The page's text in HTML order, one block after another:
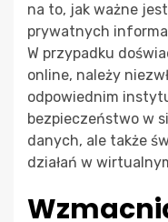
na to, jak ważne
prywatnych
W przypadku
online, należy
odpowiednim
bezpieczeństwo w
danych, ale także
działań w